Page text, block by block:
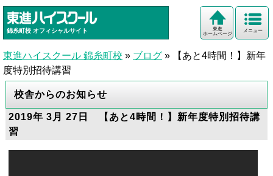
錦糸町校 オフィシャルサイト メニュー
東進
ホームページ
東進ハイスクール 錦糸町校 » ブログ »
【あと4時間！】新年
度特別招待講習
校舎からのお知らせ
2019年 3月 27日 【あと4時間！】新年度特別招待講
習